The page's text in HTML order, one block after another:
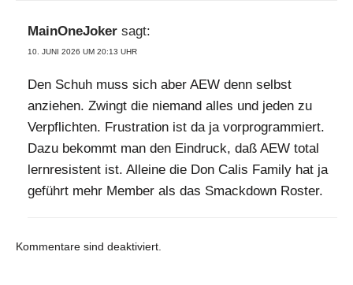
MainOneJoker sagt:
10. JUNI 2026 UM 20:13 UHR
Den Schuh muss sich aber AEW denn selbst
anziehen. Zwingt die niemand alles und jeden zu
Verpflichten. Frustration ist da ja vorprogrammiert.
Dazu bekommt man den Eindruck, daß AEW total
lernresistent ist. Alleine die Don Calis Family hat ja
geführt mehr Member als das Smackdown Roster.
Kommentare sind deaktiviert.